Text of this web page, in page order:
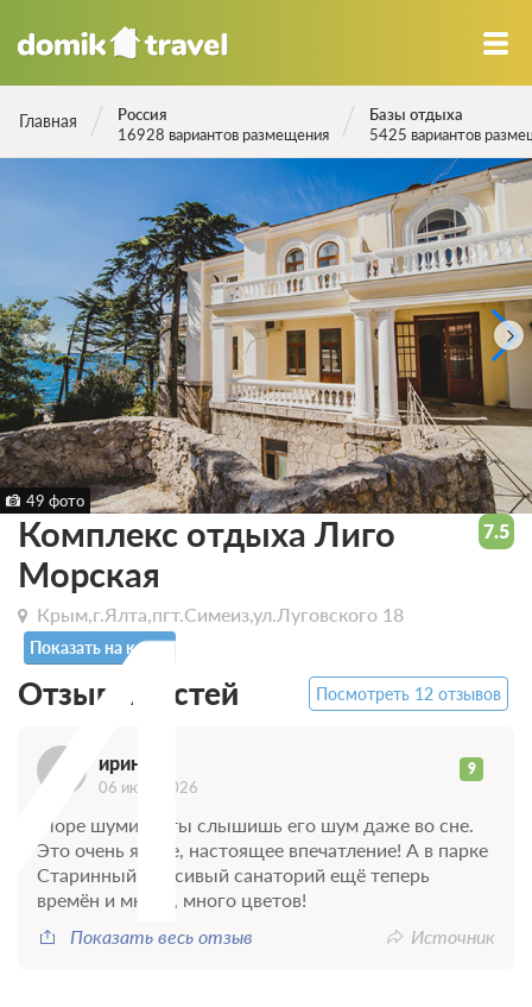
Главная
Россия
16928 вариантов размещения
Базы отдыха
5425 вариантов
49 фото
Комплекс отдыха Лиго
Морская
Крым,г.Ялта,пгт.Симеиз,ул.Луговского 18
Показать на карте
7.5
Отзывы гостей Посмотреть 12 отзывов
ирина 9
06 июня 2026
Море шумит и ты слышишь его шум даже во сне.
Это очень яркое, настоящее впечатление! А в парке
Старинный Красивый санаторий ещё теперь
времён и много, много цветов!
Показать весь отзыв
Источник